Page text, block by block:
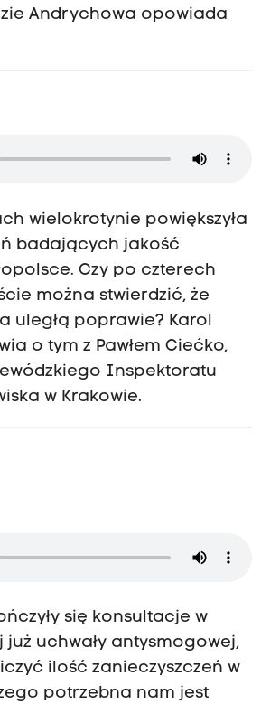
Andrychowa opowiada
wielokrotynie powiększyła
badających jakość
Czy po czterech
można stwierdzić, że
uległą poprawie? Karol
o tym z Pawłem Ciećko,
Inspektoratu
w Krakowie.
się konsultacje w
uchwały antysmogowej,
ilość zanieczyszczeń w
potrzebna nam jest